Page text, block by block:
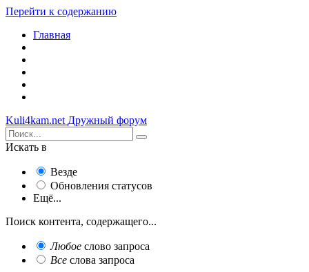
Перейти к содержанию
Главная
Kuli4kam.net Дружный форум
Искать в
Везде
Обновления статусов
Ещё...
Поиск контента, содержащего...
Любое слово запроса
Все слова запроса